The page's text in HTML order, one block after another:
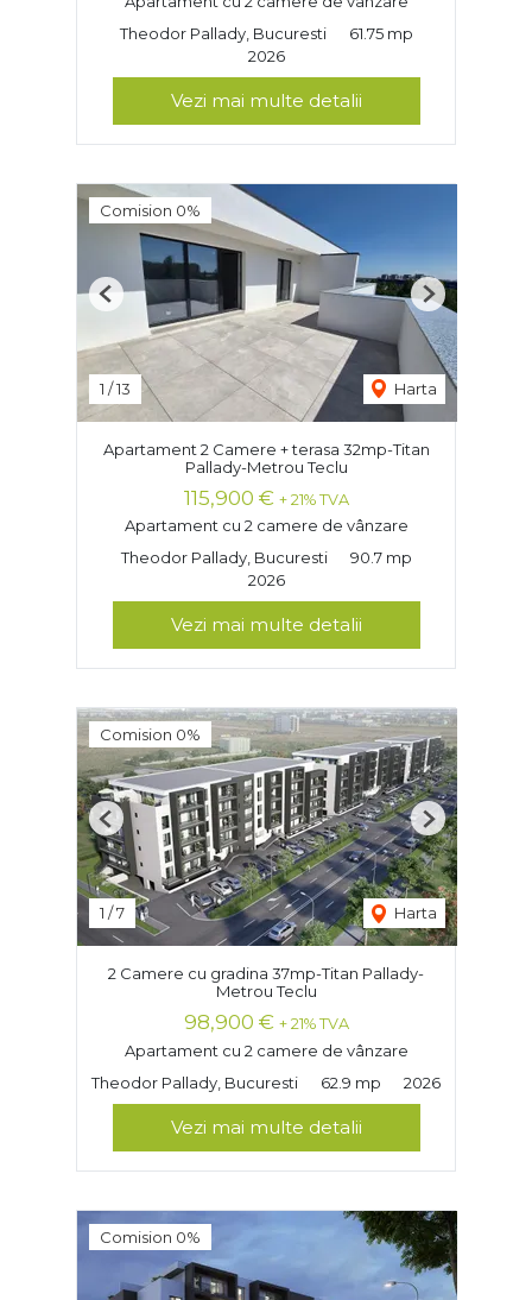
Theodor Pallady, Bucuresti
61.75 mp
2026
Vezi mai multe detalii
Comision 0%
1 /13 Harta
Previous Next
Apartament 2 Camere + terasa 32mp-Titan
Pallady-Metrou Teclu
115,900 € + 21% TVA
Apartament cu 2 camere de vânzare
Theodor Pallady, Bucuresti
90.7 mp
2026
Vezi mai multe detalii
Comision 0%
1 /7 Harta
Previous Next
2 Camere cu gradina 37mp-Titan Pallady-
Metrou Teclu
98,900 € + 21% TVA
Apartament cu 2 camere de vânzare
Theodor Pallady, Bucuresti
62.9 mp 2026
Vezi mai multe detalii
Comision 0%